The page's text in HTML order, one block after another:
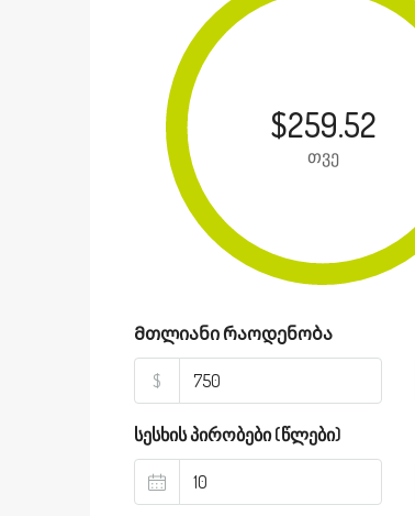
$259.52
თვე
Მთლიანი რაოდენობა
$
სესხის პირობები (წლები)